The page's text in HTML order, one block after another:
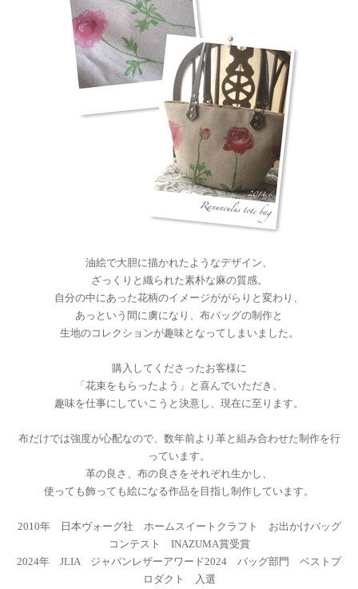
油絵で大胆に描かれたようなデザイン、
ざっくりと織られた素朴な麻の質感。
自分の中にあった花柄のイメージががらりと変わり、
あっという間に虜になり、布バッグの制作と
生地のコレクションが趣味となってしまいました。
購入してくださったお客様に
「花束をもらったよう」と喜んでいただき、
趣味を仕事にしていこうと決意し、現在に至ります。
布だけでは強度が心配なので、数年前より革と組み合わせた制作を行
っています。
革の良さ、布の良さをそれぞれ生かし、
使っても飾っても絵になる作品を目指し制作しています。
2010年 日本ヴォーグ社 ホームスイートクラフト お出かけバッグ
コンテスト INAZUMA賞受賞
2024年 JLIA ジャパンレザーアワード2024 バッグ部門 ベストプ
ロダクト 入選